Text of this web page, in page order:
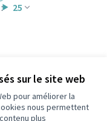
sur le site web
pour améliorer la
nous permettent
plus
25